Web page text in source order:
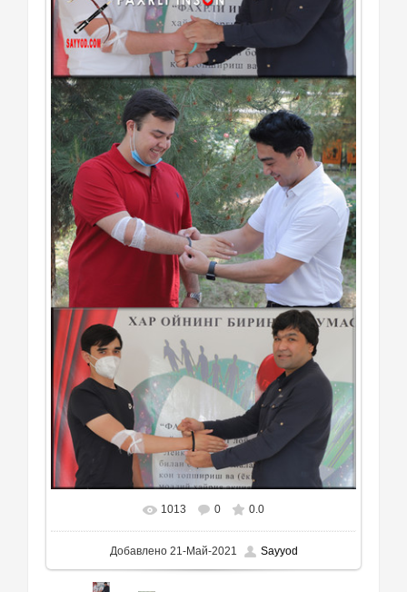
В реальном размере 557x1111
1013 0 0.0
Добавлено21-Май-2021 Sayyod